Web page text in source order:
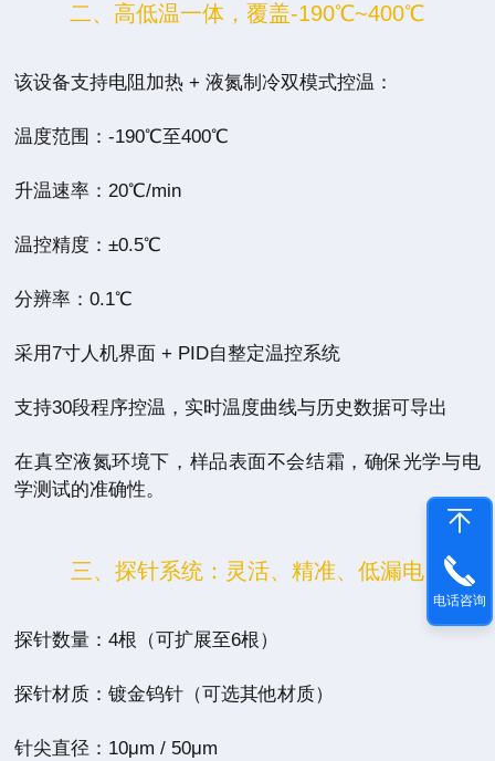
二、高低温一体，覆盖-190℃~400℃
该设备支持电阻加热 + 液氮制冷双模式控温：
温度范围：-190℃至400℃
升温速率：20℃/min
温控精度：±0.5℃
分辨率：0.1℃
采用7寸人机界面 + PID自整定温控系统
支持30段程序控温，实时温度曲线与历史数据可导出
在真空液氮环境下，样品表面不会结霜，确保光学与电
学测试的准确性。
三、探针系统：灵活、精准、低漏电
探针数量：4根（可扩展至6根）
探针材质：镀金钨针（可选其他材质）
针尖直径：10μm / 50μm
电话咨询